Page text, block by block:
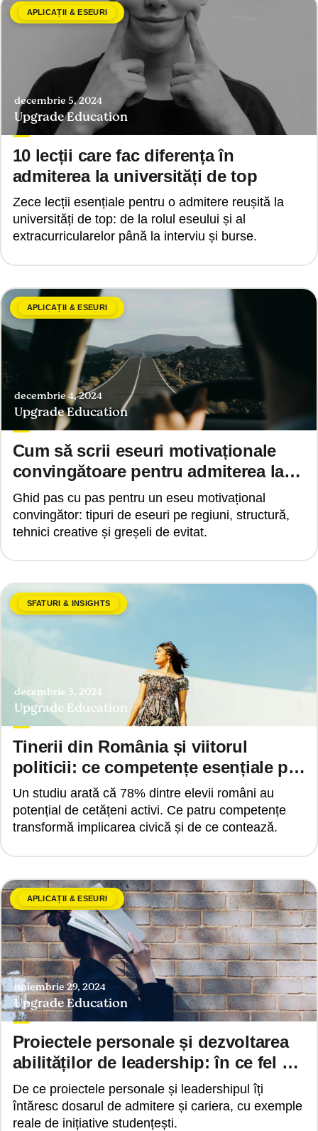
APLICAȚII & ESEURI
decembrie 5, 2024
Upgrade Education
10 lecții care fac diferența în
admiterea la universități de top
Zece lecții esențiale pentru o admitere reușită la
universități de top: de la rolul eseului și al
extracurricularelor până la interviu și burse.
APLICAȚII & ESEURI
decembrie 4, 2024
Upgrade Education
Cum să scrii eseuri motivaționale
convingătoare pentru admiterea la
universități de top
Ghid pas cu pas pentru un eseu motivațional
convingător: tipuri de eseuri pe regiuni, structură,
tehnici creative și greșeli de evitat.
SFATURI & INSIGHTS
decembrie 3, 2024
Upgrade Education
Tinerii din România și viitorul
politicii: ce competențe esențiale pot
transforma implicarea civică
Un studiu arată că 78% dintre elevii români au
potențial de cetățeni activi. Ce patru competențe
transformă implicarea civică și de ce contează.
APLICAȚII & ESEURI
noiembrie 29, 2024
Upgrade Education
Proiectele personale și dezvoltarea
abilităților de leadership: în ce fel ne
pot ajuta acestea în parcursul
academic și profesional?
De ce proiectele personale și leadershipul îți
întăresc dosarul de admitere și cariera, cu exemple
reale de inițiative studențești.